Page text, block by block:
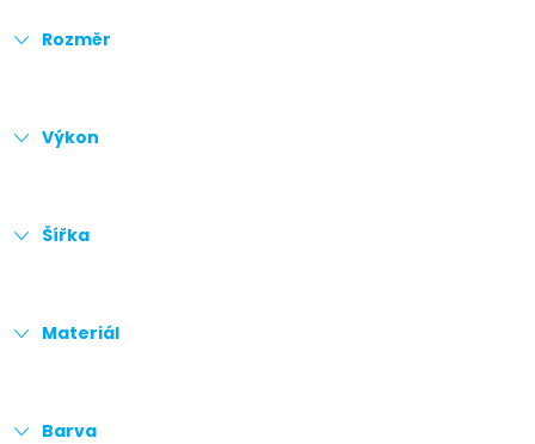
Rozměr
Výkon
Šířka
Materiál
Barva